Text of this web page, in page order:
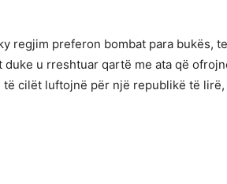
regjim preferon bombat para bukës,
u rreshtuar qartë me ata që
cilët luftojnë për një republikë të